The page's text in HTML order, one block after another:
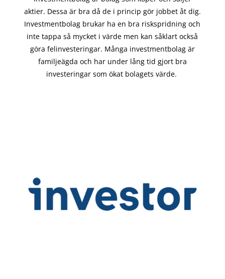
aktier. Dessa är bra då de i princip görjobbet åt dig.
Investmentbolag brukar ha en bra riskspridning och
inte tappa så mycket i värde men kan såklart också
göra felinvesteringar. Många investmentbolag är
familjeägda och har under lång tid gjort bra
investeringar som ökat bolagets värde.